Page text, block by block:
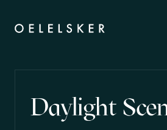
Daylight